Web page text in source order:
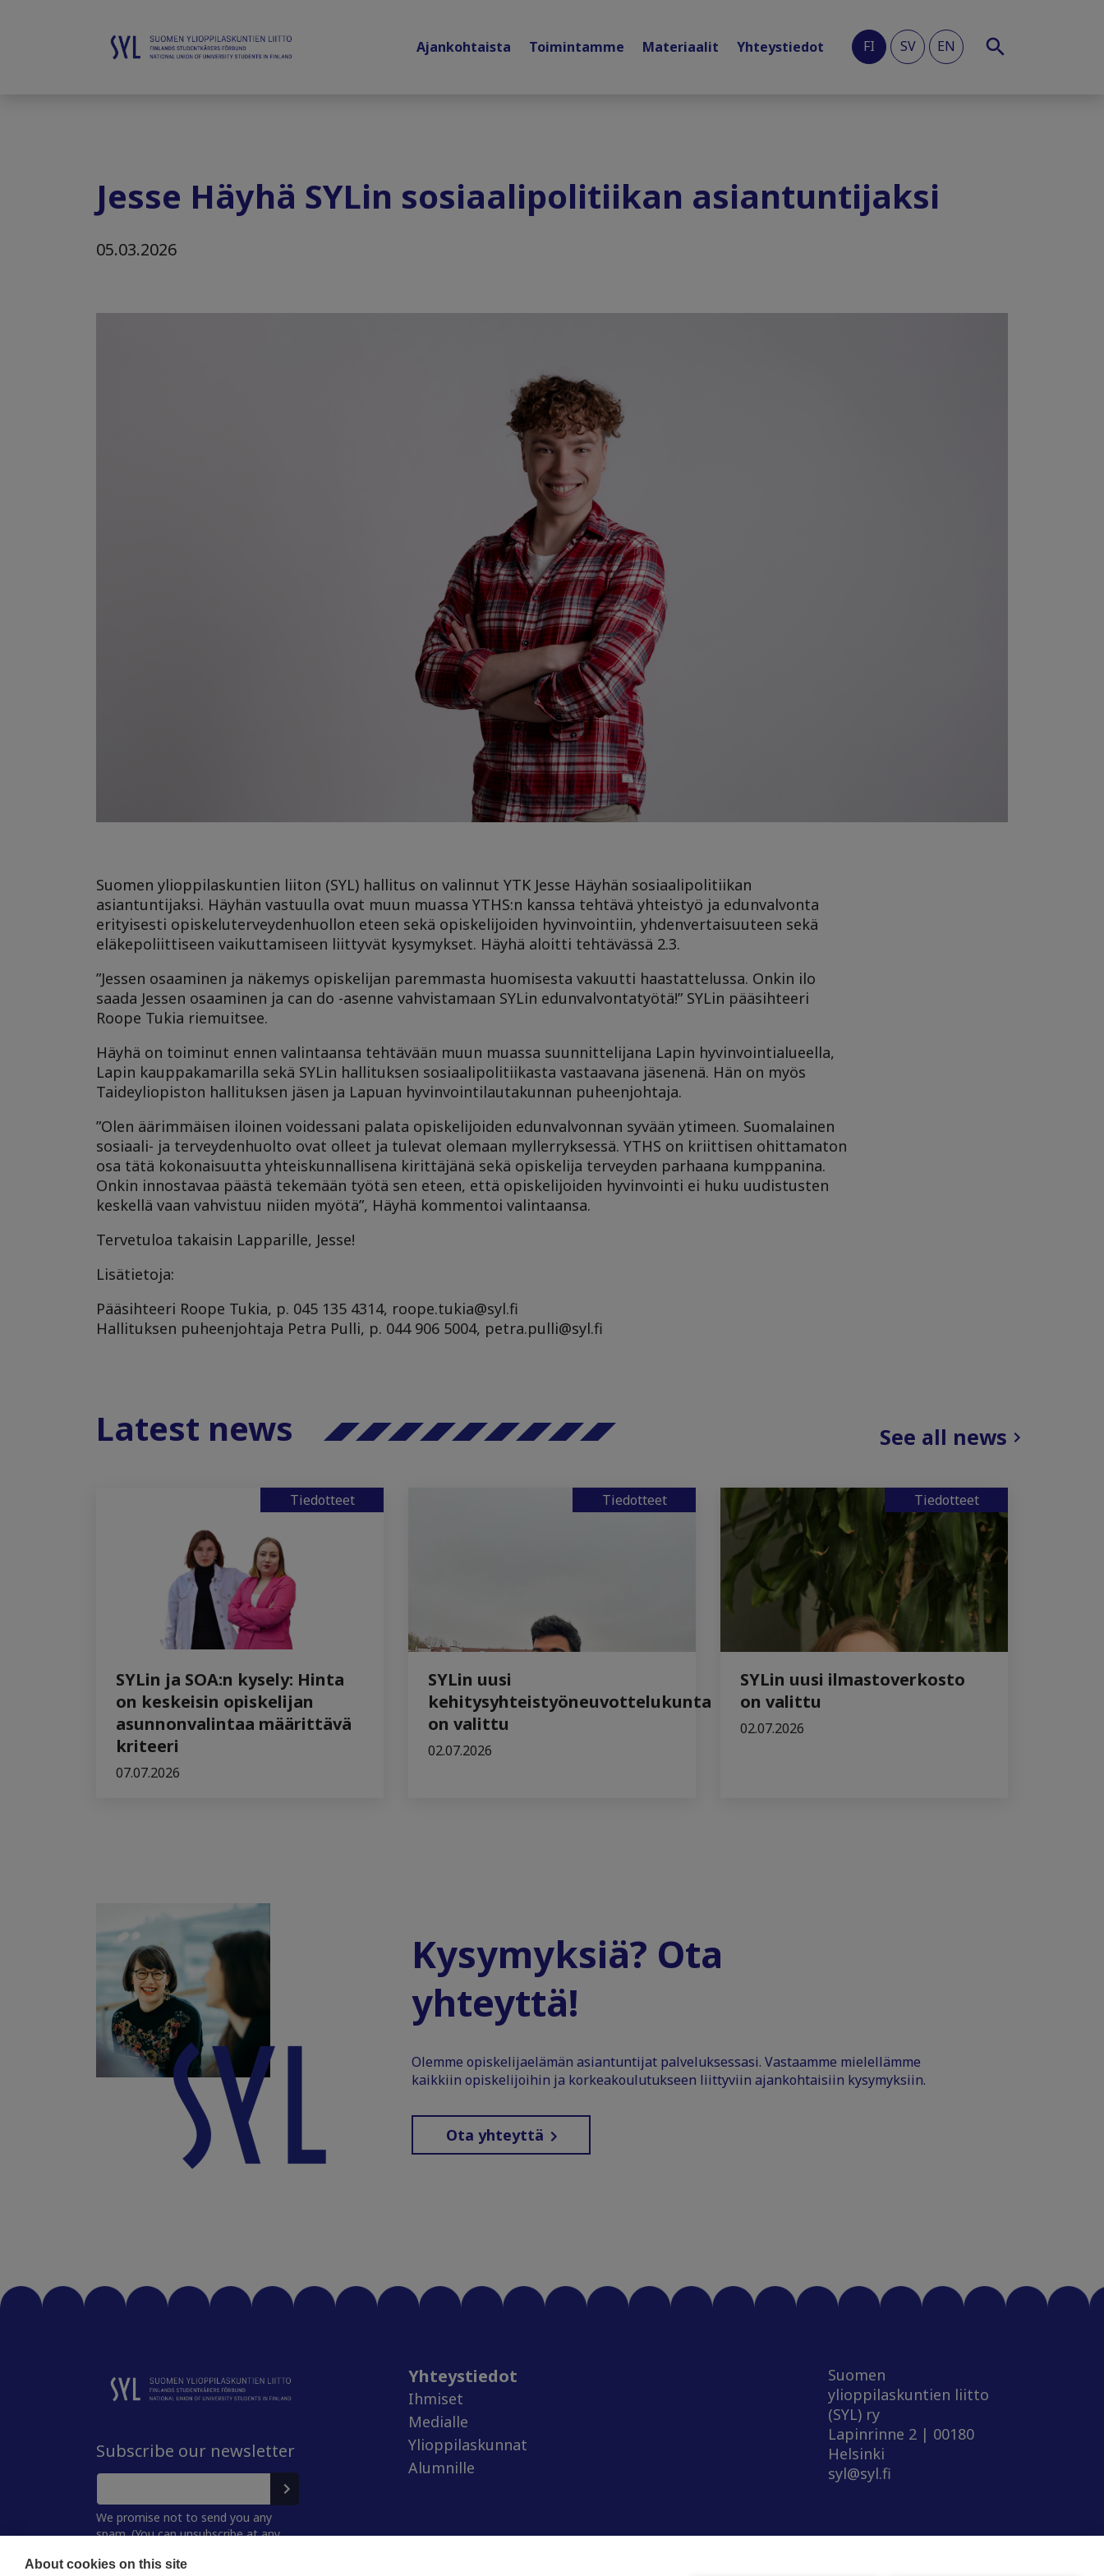
About cookies on this site
Ajankohtaista Toimintamme Materiaalit Yhteystiedot FI SV EN
Jesse Häyhä SYLin sosiaalipolitiikan asiantuntijaksi
05.03.2026
Suomen ylioppilaskuntien liiton (SYL) hallitus on valinnut YTK Jesse Häyhän sosiaalipolitiikan
asiantuntijaksi. Häyhän vastuulla ovat muun muassa YTHS:n kanssa tehtävä yhteistyö ja edunvalvonta
erityisesti opiskeluterveydenhuollon eteen sekä opiskelijoiden hyvinvointiin, yhdenvertaisuuteen sekä
eläkepoliittiseen vaikuttamiseen liittyvät kysymykset. Häyhä aloitti tehtävässä 2.3.
”Jessen osaaminen ja näkemys opiskelijan paremmasta huomisesta vakuutti haastattelussa. Onkin ilo
saada Jessen osaaminen ja can do -asenne vahvistamaan SYLin edunvalvontatyötä!” SYLin pääsihteeri
Roope Tukia riemuitsee.
Häyhä on toiminut ennen valintaansa tehtävään muun muassa suunnittelijana Lapin hyvinvointialueella,
Lapin kauppakamarilla sekä SYLin hallituksen sosiaalipolitiikasta vastaavana jäsenenä. Hän on myös
Taideyliopiston hallituksen jäsen ja Lapuan hyvinvointilautakunnan puheenjohtaja.
”Olen äärimmäisen iloinen voidessani palata opiskelijoiden edunvalvonnan syvään ytimeen. Suomalainen
sosiaali- ja terveydenhuolto ovat olleet ja tulevat olemaan myllerryksessä. YTHS on kriittisen ohittamaton
osa tätä kokonaisuutta yhteiskunnallisena kirittäjänä sekä opiskelija terveyden parhaana kumppanina.
Onkin innostavaa päästä tekemään työtä sen eteen, että opiskelijoiden hyvinvointi ei huku uudistusten
keskellä vaan vahvistuu niiden myötä”, Häyhä kommentoi valintaansa.
Tervetuloa takaisin Lapparille, Jesse!
Lisätietoja:
Pääsihteeri Roope Tukia, p. 045 135 4314, roope.tukia@syl.fi
Hallituksen puheenjohtaja Petra Pulli, p. 044 906 5004, petra.pulli@syl.fi
Latest news See all news
Tiedotteet
SYLin ja SOA:n kysely: Hinta
on keskeisin opiskelijan
asunnonvalintaa määrittävä
kriteeri
07.07.2026
Tiedotteet
SYLin uusi
kehitysyhteistyöneuvottelukunta
on valittu
02.07.2026
Tiedotteet
SYLin uusi ilmastoverkosto
on valittu
02.07.2026
Kysymyksiä? Ota
yhteyttä!
Olemme opiskelijaelämän asiantuntijat palveluksessasi. Vastaamme mielellämme
kaikkiin opiskelijoihin ja korkeakoulutukseen liittyviin ajankohtaisiin kysymyksiin.
Ota yhteyttä
Subscribe our newsletter
We promise not to send you any
spam. (You can unsubscribe at any
Yhteystiedot
Ihmiset
Medialle
Ylioppilaskunnat
Alumnille
Suomen
ylioppilaskuntien liitto
(SYL) ry
Lapinrinne 2 | 00180
Helsinki
syl@syl.fi